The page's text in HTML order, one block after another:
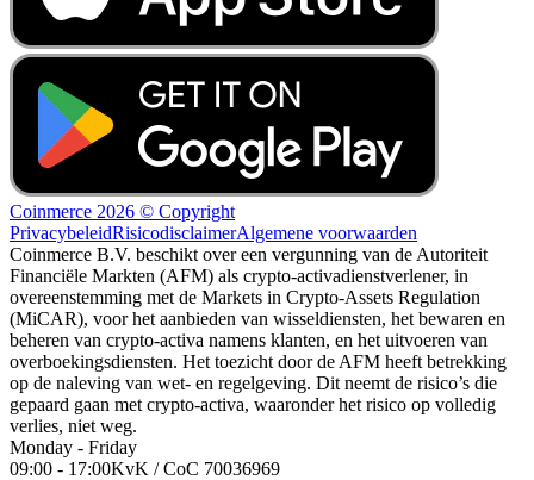
Coinmerce 2026 © Copyright
PrivacybeleidRisicodisclaimerAlgemene voorwaarden
Coinmerce B.V. beschikt over een vergunning van de Autoriteit
Financiële Markten (AFM) als crypto-activadienstverlener, in
overeenstemming met de Markets in Crypto-Assets Regulation
(MiCAR), voor het aanbieden van wisseldiensten, het bewaren en
beheren van crypto-activa namens klanten, en het uitvoeren van
overboekingsdiensten. Het toezicht door de AFM heeft betrekking
op de naleving van wet- en regelgeving. Dit neemt de risico’s die
gepaard gaan met crypto-activa, waaronder het risico op volledig
verlies, niet weg.
Monday - Friday
09:00 - 17:00KvK / CoC 70036969